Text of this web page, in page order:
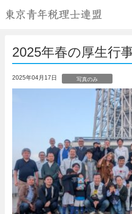
2025年春の厚生行
2025年04月17日 写真のみ